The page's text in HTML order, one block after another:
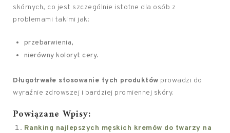
skórnych, co jest szczególnie istotne dla osób z
problemami takimi jak:
przebarwienia,
nierówny koloryt cery.
Długotrwałe stosowanie tych produktów prowadzi do
wyraźnie zdrowszej i bardziej promiennej skóry.
Powiązane Wpisy:
Ranking najlepszych męskich kremów do twarzy na